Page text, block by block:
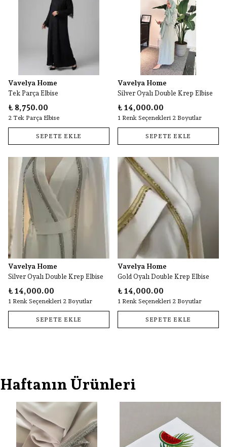
Vavelya Home
Tek Parça Elbise
₺ 8,750.00
2 Tek Parça Elbise
SEPETE EKLE
Vavelya Home
Silver Oyalı Double Krep Elbise
₺ 14,000.00
1 Renk Seçenekleri 2 Boyutlar
SEPETE EKLE
Vavelya Home
Silver Oyalı Double Krep Elbise
₺ 14,000.00
1 Renk Seçenekleri 2 Boyutlar
SEPETE EKLE
Vavelya Home
Gold Oyalı Double Krep Elbise
₺ 14,000.00
1 Renk Seçenekleri 2 Boyutlar
SEPETE EKLE
Haftanın Ürünleri